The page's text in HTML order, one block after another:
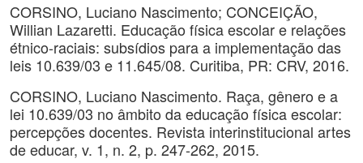
CORSINO, Luciano Nascimento; CONCEIÇÃO,
Willian Lazaretti. Educação física escolar e relações
étnico-raciais: subsídios para a implementação das
leis 10.639/03 e 11.645/08. Curitiba, PR: CRV, 2016.
CORSINO, Luciano Nascimento. Raça, gênero e a
lei 10.639/03 no âmbito da educação física escolar:
percepções docentes. Revista interinstitucional artes
de educar, v. 1, n. 2, p. 247-262, 2015.